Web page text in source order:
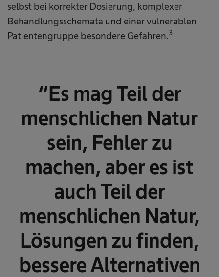
selbst bei korrekter Dosierung, komplexer
Behandlungsschemata und einer vulnerablen
Patientengruppe besondere Gefahren.3
“Es mag Teil der
menschlichen Natur
sein, Fehler zu
machen, aber es ist
auch Teil der
menschlichen Natur,
Lösungen zu finden,
bessere Alternativen